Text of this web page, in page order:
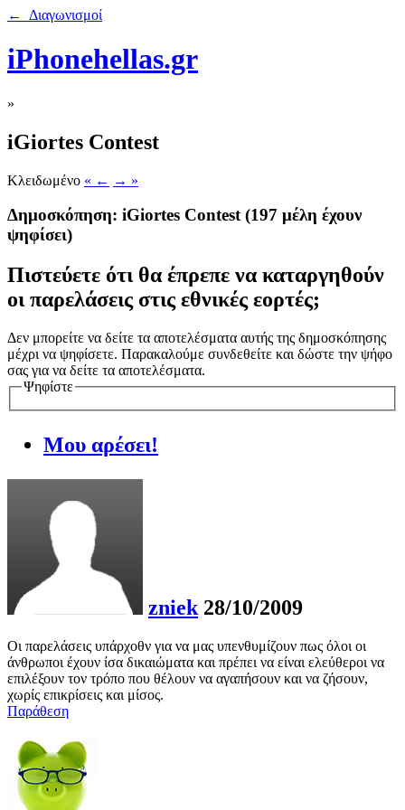
← Διαγωνισμοί
iPhonehellas.gr
»
iGiortes Contest
Κλειδωμένο « ← → »
Δημοσκόπηση: iGiortes Contest(197 μέλη έχουν
ψηφίσει)
Πιστεύετε ότι θα έπρεπε να καταργηθούν
οι παρελάσεις στις εθνικές εορτές;
Δεν μπορείτε να δείτε τα αποτελέσματα αυτής της δημοσκόπησης
μέχρι να ψηφίσετε. Παρακαλούμε συνδεθείτε και δώστε την ψήφο
σας για να δείτε τα αποτελέσματα.
Ψηφίστε
Μου αρέσει!
zniek 28/10/2009
Οι παρελάσεις υπάρχοθν για να μας υπενθυμίζουν πως όλοι οι
άνθρωποι έχουν ίσα δικαιώματα και πρέπει να είναι ελεύθεροι να
επιλέξουν τον τρόπο που θέλουν να αγαπήσουν και να ζήσουν,
χωρίς επικρίσεις και μίσος.
Παράθεση